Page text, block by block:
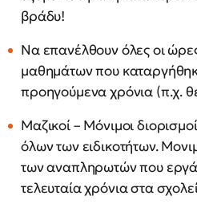
βράδυ!
Να επανέλθουν όλες οι
μαθημάτων που
προηγούμενα χρόνια (π.χ.
Μαζικοί – Μόνιμοι
όλων των ειδικοτήτων.
των αναπληρωτών που
τελευταία χρόνια στα